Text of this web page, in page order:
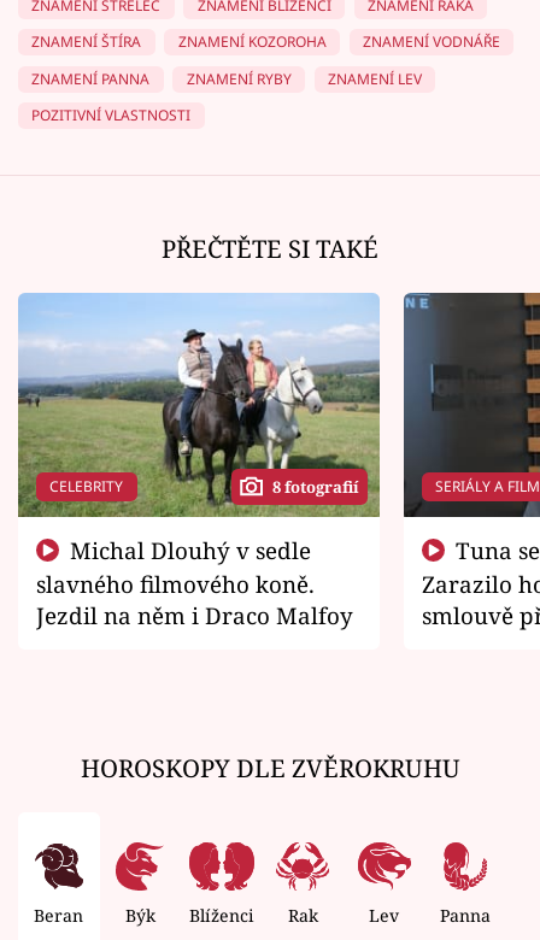
ZNAMENÍ STŘELEC ZNAMENÍ BLÍŽENCI
ZNAMENÍ RAKA
ZNAMENÍ ŠTÍRA
ZNAMENÍ KOZOROHA
ZNAMENÍ VODNÁŘE
ZNAMENÍ PANNA
ZNAMENÍ RYBY
ZNAMENÍ LEV
POZITIVNÍ VLASTNOSTI
PŘEČTĚTE SI TAKÉ
CELEBRITY 8 fotografií
slavného filmového koně.
Jezdil na něm i Draco Malfoy
SERIÁLY A
Zarazilo
smlouvě
HOROSKOPY DLE ZVĚROKRUHU
Beran Býk Blíženci Rak Lev Panna